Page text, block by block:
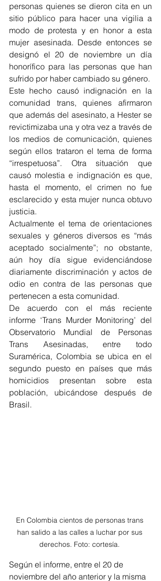
personas quienes se dieron cita en un
sitio público para hacer una vigilia a
modo de protesta y en honor a esta
mujer asesinada. Desde entonces se
designó el 20 de noviembre un día
honorífico para las personas que han
sufrido por haber cambiado su género.
Este hecho causó indignación en la
comunidad trans, quienes afirmaron
que además del asesinato, a Hester se
revictimizaba una y otra vez a través de
los medios de comunicación, quienes
según ellos trataron el tema de forma
“irrespetuosa”. Otra situación que
causó molestia e indignación es que,
hasta el momento, el crimen no fue
esclarecido y esta mujer nunca obtuvo
justicia.
Actualmente el tema de orientaciones
sexuales y géneros diversos es “más
aceptado socialmente”; no obstante,
aún hoy día sigue evidenciándose
diariamente discriminación y actos de
odio en contra de las personas que
pertenecen a esta comunidad.
De acuerdo con el más reciente
informe ‘Trans Murder Monitoring’ del
Observatorio Mundial de Personas
Trans Asesinadas, entre todo
Suramérica, Colombia se ubica en el
segundo puesto en países que más
homicidios presentan sobre esta
población, ubicándose después de
Brasil.
En Colombia cientos de personas trans
han salido a las calles a luchar por sus
derechos. Foto: cortesía.
Según el informe, entre el 20 de
noviembre del año anterior y la misma